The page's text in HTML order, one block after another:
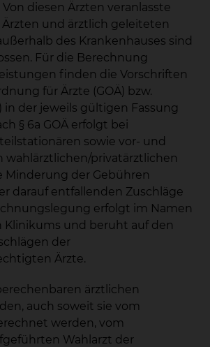
diesen Ärzten veranlasste
und ärztlich geleiteten
des Krankenhauses sind
Für die Berechnung
finden die Vorschriften
für Ärzte (GOÄ) bzw.
in der jeweils gültigen Fassung
§ 6a GOÄ erfolgt bei
sowie vor- und
wahlärztlichen/privatärztlichen
Minderung der Gebühren
darauf entfallenden Zuschläge
erfolgt im Namen
Klinikums und beruht auf den
der
Ärzte.
ärztlichen
auch soweit sie vom
werden, vom
Wahlarzt der